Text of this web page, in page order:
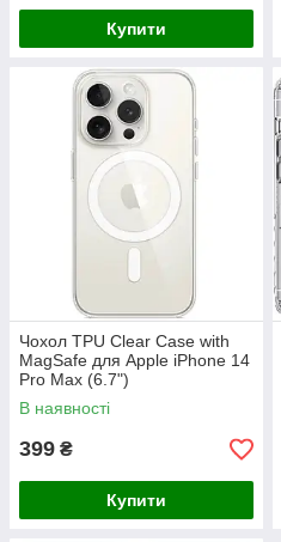
Купити
Чохол TPU Clear Case with
MagSafe для Apple iPhone 14
Pro Max (6.7")
В наявності
399 ₴
Купити